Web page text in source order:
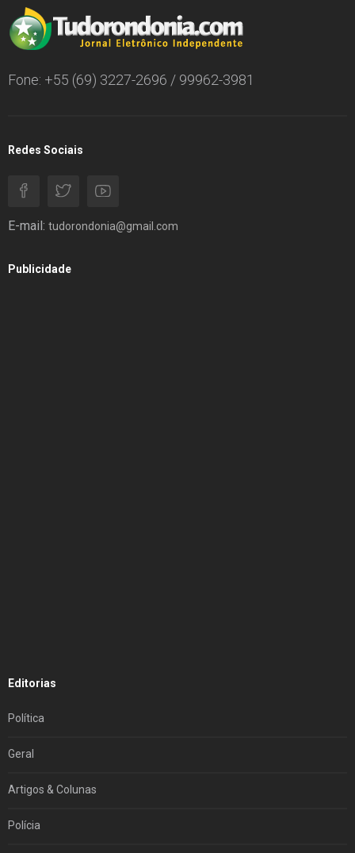
Fone: +55 (69) 3227-2696 / 99962-3981
Redes Sociais
E-mail: tudorondonia@gmail.com
Publicidade
Editorias
Política
Geral
Artigos & Colunas
Polícia